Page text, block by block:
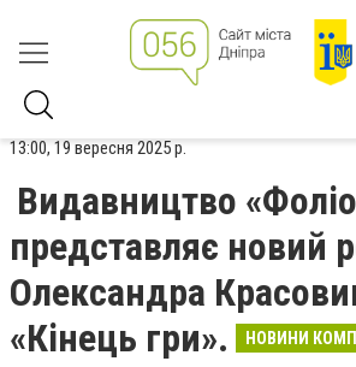
13:00, 19 вересня 2025 р.
Видавництво
представляє новий
Олександра
«Кінець гри».
НОВИНИ